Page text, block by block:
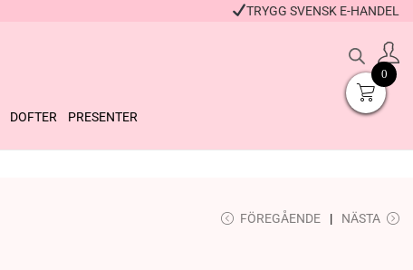
TRYGG SVENSK E-HANDEL
DOFTER PRESENTER
FÖREGÅENDE NÄSTA
0
Stor Badanka Rosa